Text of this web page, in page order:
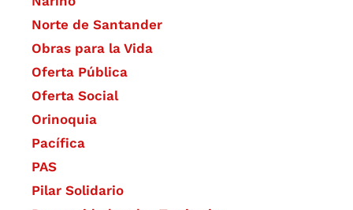
Norte de Santander
Obras para la Vida
Oferta Pública
Oferta Social​​
Orinoquia
Pacífica
PAS
Pilar Solidario